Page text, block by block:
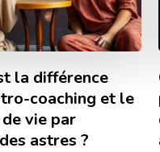
la différence
coaching et le
vie par
astres ?